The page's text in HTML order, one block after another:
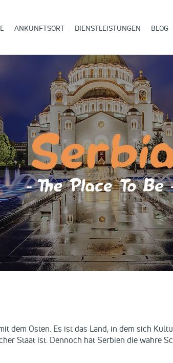
ANKUNFTSORT DIENSTLEISTUNGEN BLOG
dem Osten. Es ist das Land, in dem sich
Staat ist. Dennoch hat Serbien die wahre